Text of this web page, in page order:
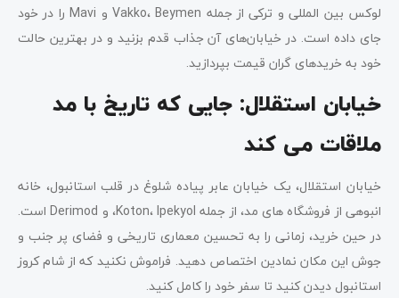
لوکس بین المللی و ترکی از جمله Vakko، Beymen و Mavi را در خود
جای داده است. در خیابان‌های آن جذاب قدم بزنید و در بهترین حالت
خود به خریدهای گران قیمت بپردازید.
خیابان استقلال: جایی که تاریخ با مد
ملاقات می کند
خیابان استقلال، یک خیابان عابر پیاده شلوغ در قلب استانبول، خانه
انبوهی از فروشگاه های مد، از جمله Koton، Ipekyol، و Derimod است.
در حین خرید، زمانی را به تحسین معماری تاریخی و فضای پر جنب و
جوش این مکان نمادین اختصاص دهید. فراموش نکنید که از شام کروز
استانبول دیدن کنید تا سفر خود را کامل کنید.